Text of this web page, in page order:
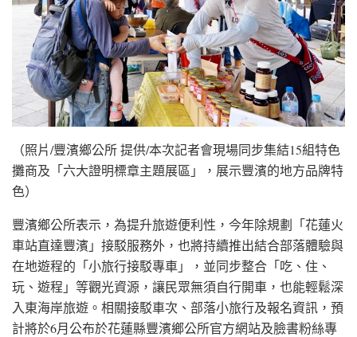
（照片/豐濱鄉公所 提供/本次記者會現場同步集結15組特色
攤商及「六大證明標章主題展區」，展示豐濱的地方品牌特
色）
豐濱鄉公所表示，為提升旅遊便利性，今年除規劃「花蓮火
車站直達豐濱」接駁服務外，也將持續推出結合部落體驗與
在地遊程的「小旅行接駁專車」，並同步整合「吃、住、
玩、遊程」等觀光資源，讓民眾無須自行開車，也能輕鬆深
入東海岸旅遊。相關接駁車次、部落小旅行及報名資訊，預
計將於6月公布於花蓮縣豐濱鄉公所官方網站及臉書粉絲專